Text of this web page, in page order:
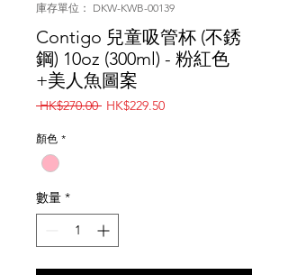
庫存單位： DKW-KWB-00139
Contigo 兒童吸管杯 (不銹
鋼) 10oz (300ml) - 粉紅色
+美人魚圖案
HK$270.00 一HK$229.50促
顏色 *
數量 *